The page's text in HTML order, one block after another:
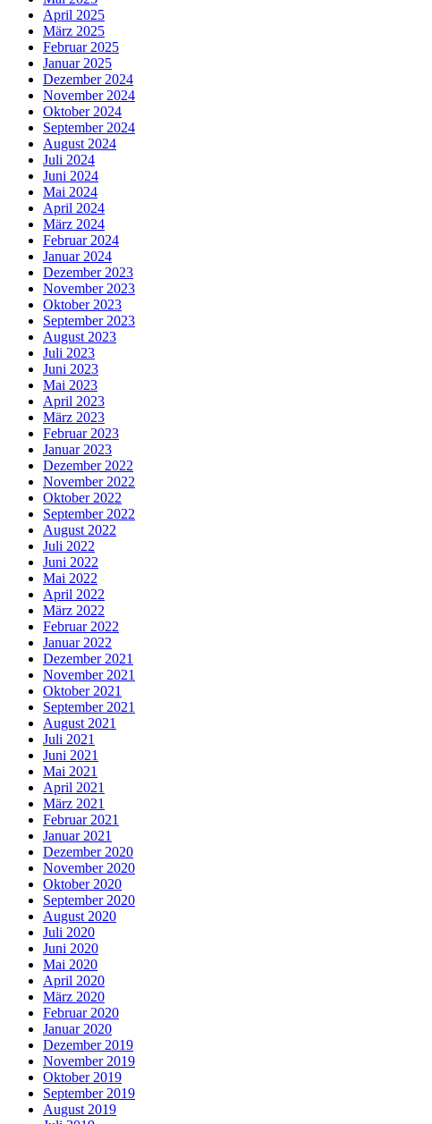
April 2025
März 2025
Februar 2025
Januar 2025
Dezember 2024
November 2024
Oktober 2024
September 2024
August 2024
Juli 2024
Juni 2024
Mai 2024
April 2024
März 2024
Februar 2024
Januar 2024
Dezember 2023
November 2023
Oktober 2023
September 2023
August 2023
Juli 2023
Juni 2023
Mai 2023
April 2023
März 2023
Februar 2023
Januar 2023
Dezember 2022
November 2022
Oktober 2022
September 2022
August 2022
Juli 2022
Juni 2022
Mai 2022
April 2022
März 2022
Februar 2022
Januar 2022
Dezember 2021
November 2021
Oktober 2021
September 2021
August 2021
Juli 2021
Juni 2021
Mai 2021
April 2021
März 2021
Februar 2021
Januar 2021
Dezember 2020
November 2020
Oktober 2020
September 2020
August 2020
Juli 2020
Juni 2020
Mai 2020
April 2020
März 2020
Februar 2020
Januar 2020
Dezember 2019
November 2019
Oktober 2019
September 2019
August 2019